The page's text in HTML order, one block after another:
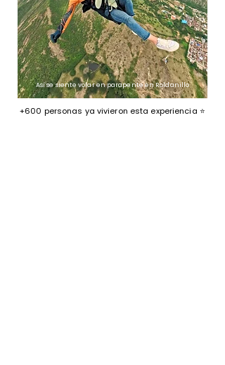
Así se siente volar en parapente en Roldanillo
+600 personas ya vivieron esta experiencia ⭐